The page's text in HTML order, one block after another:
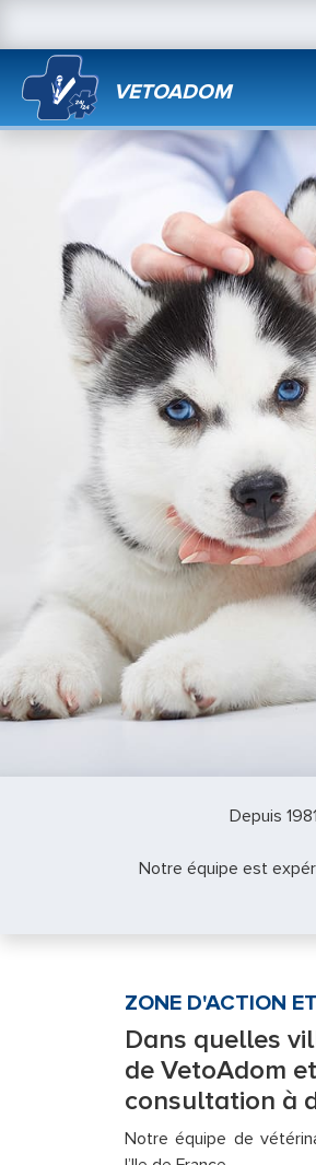
VETOADOM
Depuis
Notre équipe est
ZONE D'ACTION
Dans quelles
de VetoAdom
consultation à
Notre équipe de